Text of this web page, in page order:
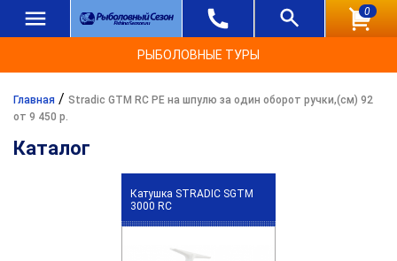
0
РЫБОЛОВНЫЕ ТУРЫ
Главная / Stradic GTM RC PE на шпулю за один оборот ручки,(см) 92
от 9 450 р.
Каталог
Катушка STRADIC SGTM
3000 RC